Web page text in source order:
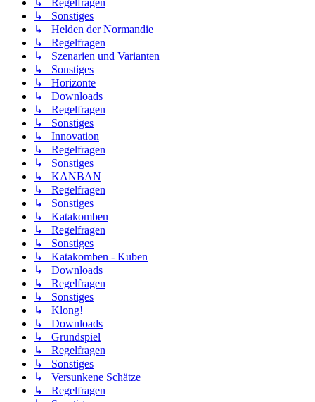
↳ Regelfragen
↳ Sonstiges
↳ Helden der Normandie
↳ Regelfragen
↳ Szenarien und Varianten
↳ Sonstiges
↳ Horizonte
↳ Downloads
↳ Regelfragen
↳ Sonstiges
↳ Innovation
↳ Regelfragen
↳ Sonstiges
↳ KANBAN
↳ Regelfragen
↳ Sonstiges
↳ Katakomben
↳ Regelfragen
↳ Sonstiges
↳ Katakomben - Kuben
↳ Downloads
↳ Regelfragen
↳ Sonstiges
↳ Klong!
↳ Downloads
↳ Grundspiel
↳ Regelfragen
↳ Sonstiges
↳ Versunkene Schätze
↳ Regelfragen